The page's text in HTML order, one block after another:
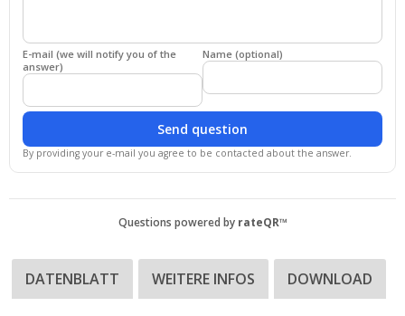
E-mail (we will notify you of the
answer)
Name (optional)
Send question
By providing your e-mail you agree to be contacted about the answer.
Questions powered by rateQR™
DATENBLATT WEITERE INFOS DOWNLOAD